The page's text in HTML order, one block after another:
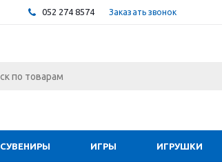
052 274 8574 Заказать звонок
СУВЕНИРЫ ИГРЫ ИГРУШКИ